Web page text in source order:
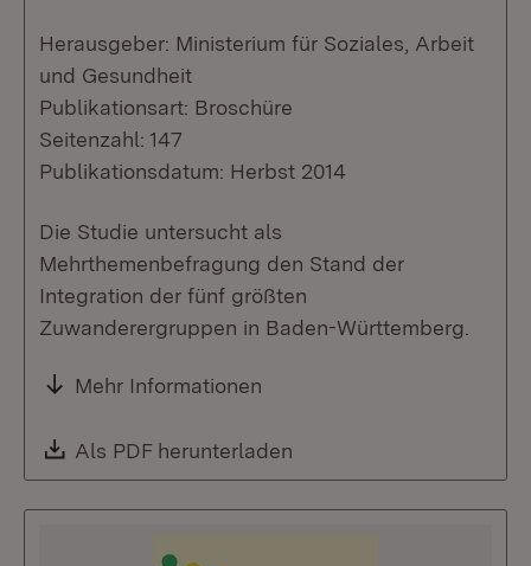
Herausgeber: Ministerium für Soziales, Arbeit
und Gesundheit
Publikationsart: Broschüre
Seitenzahl: 147
Publikationsdatum: Herbst 2014
Die Studie untersucht als
Mehrthemenbefragung den Stand der
Integration der fünf größten
Zuwanderergruppen in Baden-Württemberg.
Mehr Informationen
Download:
Als PDF herunterladen